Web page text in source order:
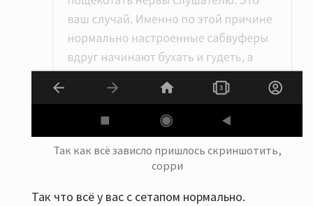
Так как всё зависло пришлось скриншотить,
сорри
Так что всё у вас с сетапом нормально.